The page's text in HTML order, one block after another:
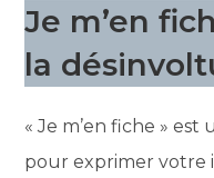
Je m’en
la
« Je m’en fiche »
pour exprimer votre